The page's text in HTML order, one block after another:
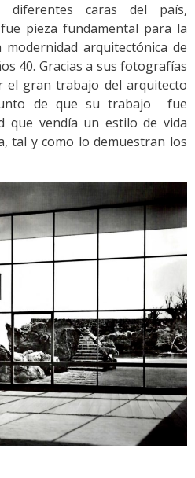
diferentes caras del país,
pieza fundamental para la
arquitectónica de
40. Gracias a sus fotografías
el gran trabajo del arquitecto
de que su trabajo fue
que vendía un estilo de vida
tal y como lo demuestran los